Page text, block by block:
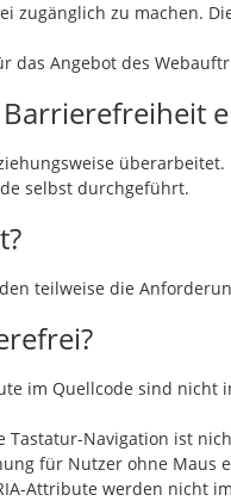
zugänglich zu machen.
Angebot des
überarbeitet.
selbst durchgeführt.
teilweise die
im Quellcode sind nicht
Tastatur-Navigation ist
für Nutzer ohne Maus
Attribute werden nicht